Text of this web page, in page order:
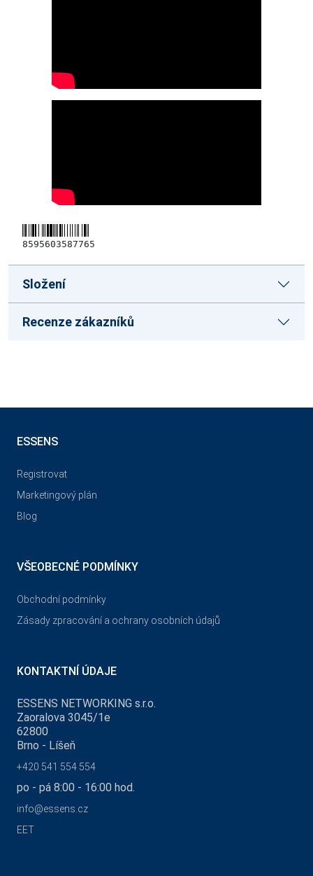
8595603587765
Složení
Recenze zákazníků
ESSENS
Registrovat
Marketingový plán
Blog
VŠEOBECNÉ PODMÍNKY
Obchodní podmínky
Zásady zpracování a ochrany osobních údajů
KONTAKTNÍ ÚDAJE
ESSENS NETWORKING s.r.o.
Zaoralova 3045/1e
62800
Brno - Líšeň
+420 541 554 554
po - pá 8:00 - 16:00 hod.
info@essens.cz
EET